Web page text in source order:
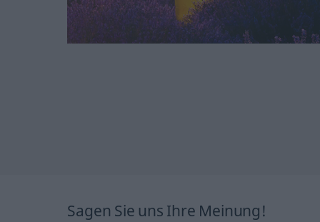
Sagen Sie uns Ihre Meinung!